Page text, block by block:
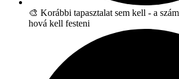
🎨 Korábbi tapasztalat sem kell - a
hová kell festeni